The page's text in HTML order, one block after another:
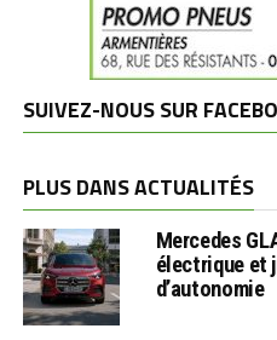
SUIVEZ-NOUS SUR
PLUS DANS ACTUALITÉS
Mercedes
électrique et
d’autonomie